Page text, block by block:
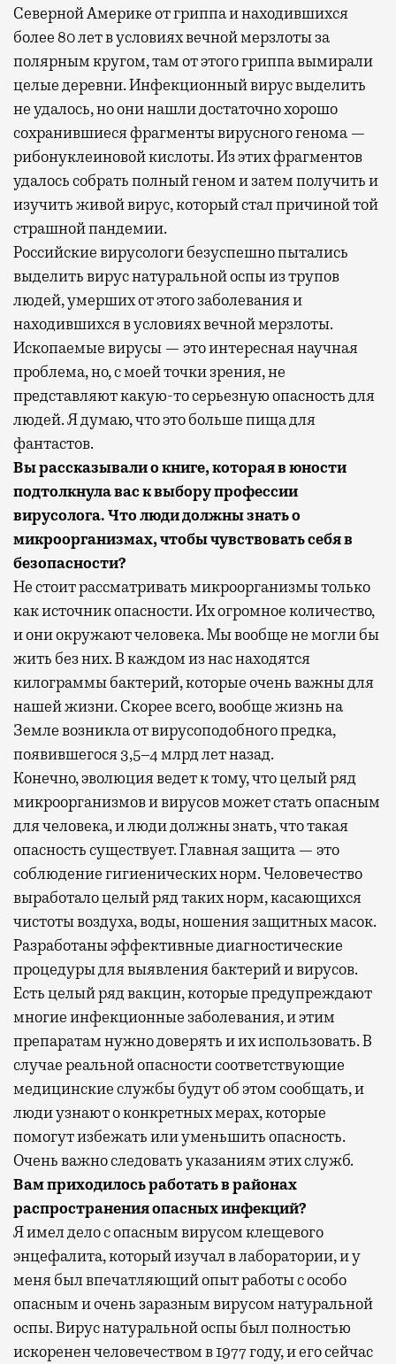
Северной Америке от гриппа и находившихся
более 80 лет в условиях вечной мерзлоты за
полярным кругом, там от этого гриппа вымирали
целые деревни. Инфекционный вирус выделить
не удалось, но они нашли достаточно хорошо
сохранившиеся фрагменты вирусного генома —
рибонуклеиновой кислоты. Из этих фрагментов
удалось собрать полный геном и затем получить и
изучить живой вирус, который стал причиной той
страшной пандемии.
Российские вирусологи безуспешно пытались
выделить вирус натуральной оспы из трупов
людей, умерших от этого заболевания и
находившихся в условиях вечной мерзлоты.
Ископаемые вирусы — это интересная научная
проблема, но, с моей точки зрения, не
представляют какую-то серьезную опасность для
людей. Я думаю, что это больше пища для
фантастов.
Вы рассказывали о книге, которая в юности
подтолкнула вас к выбору профессии
вирусолога. Что люди должны знать о
микроорганизмах, чтобы чувствовать себя в
безопасности?
Не стоит рассматривать микроорганизмы только
как источник опасности. Их огромное количество,
и они окружают человека. Мы вообще не могли бы
жить без них. В каждом из нас находятся
килограммы бактерий, которые очень важны для
нашей жизни. Скорее всего, вообще жизнь на
Земле возникла от вирусоподобного предка,
появившегося 3,5–4 млрд лет назад.
Конечно, эволюция ведет к тому, что целый ряд
микроорганизмов и вирусов может стать опасным
для человека, и люди должны знать, что такая
опасность существует. Главная защита — это
соблюдение гигиенических норм. Человечество
выработало целый ряд таких норм, касающихся
чистоты воздуха, воды, ношения защитных масок.
Разработаны эффективные диагностические
процедуры для выявления бактерий и вирусов.
Есть целый ряд вакцин, которые предупреждают
многие инфекционные заболевания, и этим
препаратам нужно доверять и их использовать. В
случае реальной опасности соответствующие
медицинские службы будут об этом сообщать, и
люди узнают о конкретных мерах, которые
помогут избежать или уменьшить опасность.
Очень важно следовать указаниям этих служб.
Вам приходилось работать в районах
распространения опасных инфекций?
Я имел дело с опасным вирусом клещевого
энцефалита, который изучал в лаборатории, и у
меня был впечатляющий опыт работы с особо
опасным и очень заразным вирусом натуральной
оспы. Вирус натуральной оспы был полностью
искоренен человечеством в 1977 году, и его сейчас